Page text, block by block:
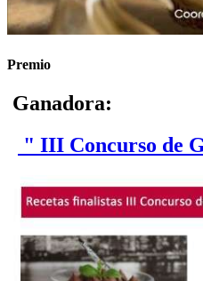
Premio
Ganadora:
" III Concurso de